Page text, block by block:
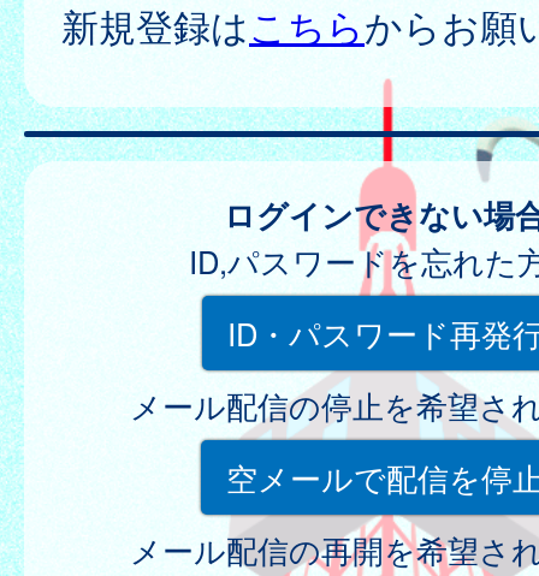
新規登録はこちらからお願
ログインできない場
ID,パスワードを忘れた
ID・パスワード再発
メール配信の停止を希望さ
空メールで配信を停
メール配信の再開を希望さ